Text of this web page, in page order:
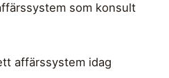
som konsult
affärssystem idag